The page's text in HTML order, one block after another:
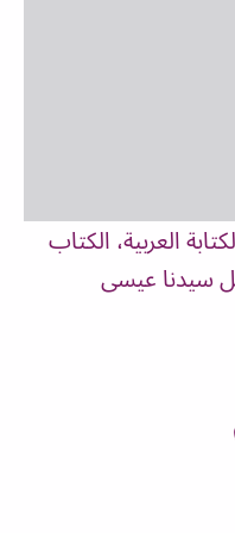
العربية، الكتاب
سيدنا عيسى